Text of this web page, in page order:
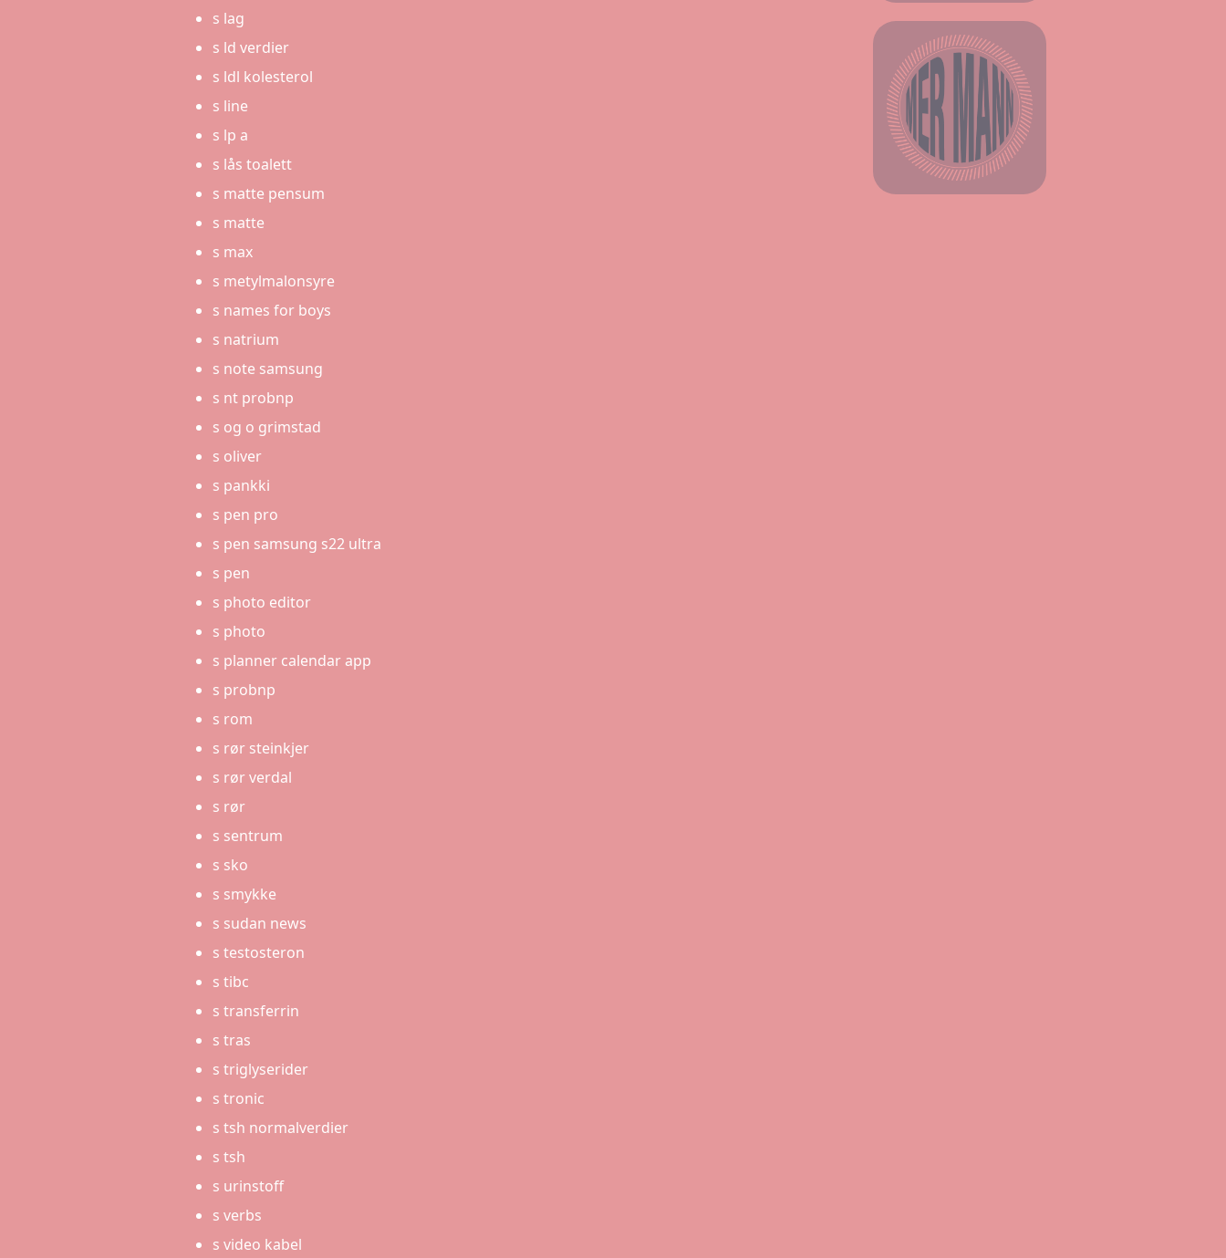
s lag
s ld verdier
s ldl kolesterol
s line
s lp a
s lås toalett
s matte pensum
s matte
s max
s metylmalonsyre
s names for boys
s natrium
s note samsung
s nt probnp
s og o grimstad
s oliver
s pankki
s pen pro
s pen samsung s22 ultra
s pen
s photo editor
s photo
s planner calendar app
s probnp
s rom
s rør steinkjer
s rør verdal
s rør
s sentrum
s sko
s smykke
s sudan news
s testosteron
s tibc
s transferrin
s tras
s triglyserider
s tronic
s tsh normalverdier
s tsh
s urinstoff
s verbs
s video kabel